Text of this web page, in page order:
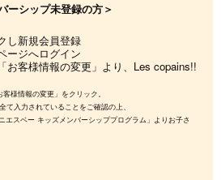
ーシップ未登録の方＞
し新規会員登録
ージへログイン
お客様情報の変更」より、Les copains!!
様情報の変更」をクリック。
て入力されていることをご確認の上、
エスベー キッズメンバーシッププログラム」よりお子さ